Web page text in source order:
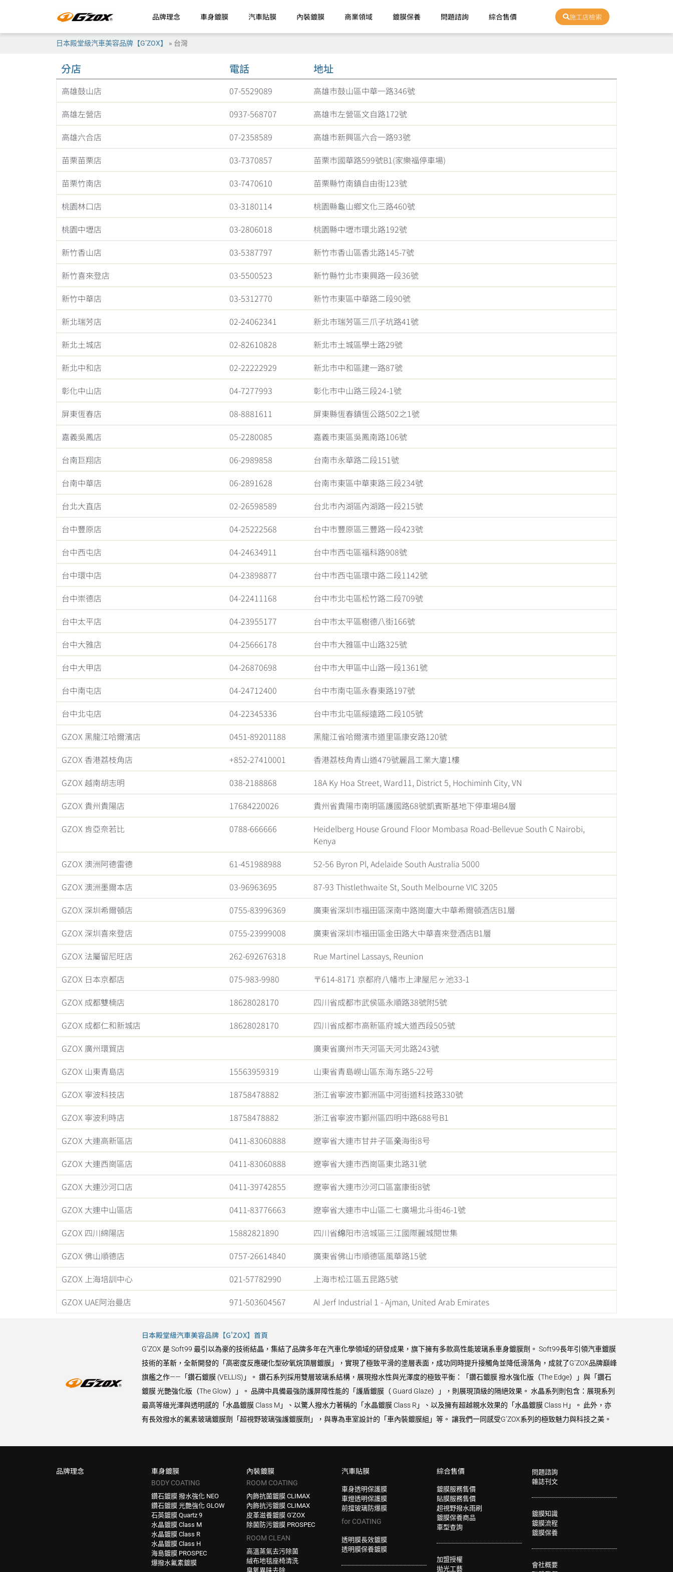
品牌理念 車身鍍膜 汽車貼膜 內裝鍍膜 商業領域 鍍膜保養 問題諮詢 綜合售價 施工店檢索
日本殿堂級汽車美容品牌【G’ZOX】 » 台灣
分店 電話 地址
高雄鼓山店 07-5529089
高雄市鼓山區中華一路346號
高雄左營店
0937-568707
高雄市左營區文自路172號
高雄六合店
07-2358589
高雄市新興區六合一路93號
苗栗苗栗店
03-7370857
苗栗市國華路599號B1(家樂福停車場)
苗栗竹南店
03-7470610
苗栗縣竹南鎮自由街123號
桃園林口店
03-3180114
桃園縣龜山鄉文化三路460號
桃園中壢店
03-2806018
桃園縣中壢市環北路192號
新竹香山店
03-5387797
新竹市香山區香北路145-7號
新竹喜來登店
03-5500523
新竹縣竹北市東興路一段36號
新竹中華店
03-5312770
新竹市東區中華路二段90號
新北瑞芳店
02-24062341
新北市瑞芳區三爪子坑路41號
新北土城店
02-82610828
新北市土城區學士路29號
新北中和店
02-22222929
新北市中和區建一路87號
彰化中山店
04-7277993
彰化市中山路三段24-1號
屏東恆春店
08-8881611
屏東縣恆春鎮恆公路502之1號
嘉義吳鳳店
05-2280085
嘉義市東區吳鳳南路106號
台南巨翔店
06-2989858
台南市永華路二段151號
台南中華店
06-2891628
台南市東區中華東路三段234號
台北大直店
02-26598589
台北市內湖區內湖路一段215號
台中豐原店
04-25222568
台中市豐原區三豐路一段423號
台中西屯店
04-24634911
台中市西屯區福科路908號
台中環中店
04-23898877
台中市西屯區環中路二段1142號
台中崇德店
04-22411168
台中市北屯區松竹路二段709號
台中太平店
04-23955177
台中市太平區樹德八街166號
台中大雅店
04-25666178
台中市大雅區中山路325號
台中大甲店
04-26870698
台中市大甲區中山路一段1361號
台中南屯店
04-24712400
台中市南屯區永春東路197號
台中北屯店
04-22345336
台中市北屯區綏遠路二段105號
GZOX 黑龍江哈爾濱店
0451-89201188
黑龍江省哈爾濱市道里區康安路120號
GZOX 香港荔枝角店
+852-27410001
香港荔枝角青山道479號麗昌工業大廈1樓
GZOX 越南胡志明
038-2188868
18A Ky Hoa Street, Ward11, District 5, Hochiminh City, VN
GZOX 貴州貴陽店
17684220026
貴州省貴陽市南明區護國路68號凱賓斯基地下停車場B4層
GZOX 肯亞奈若比
0788-666666
Heidelberg House Ground Floor Mombasa Road-Bellevue South C Nairobi,
Kenya
GZOX 澳洲阿德雷德
61-451988988
52-56 Byron Pl, Adelaide South Australia 5000
GZOX 澳洲墨爾本店
03-96963695
87-93 Thistlethwaite St, South Melbourne VIC 3205
GZOX 深圳希爾頓店
0755-83996369
廣東省深圳市福田區深南中路崗廈大中華希爾頓酒店B1層
GZOX 深圳喜來登店
0755-23999008
廣東省深圳市福田區金田路大中華喜來登酒店B1層
GZOX 法屬留尼旺店
262-692676318
Rue Martinel Lassays, Reunion
GZOX 日本京都店
075-983-9980
〒614-8171 京都府八幡市上津屋尼ヶ池33-1
GZOX 成都雙楠店
18628028170
四川省成都市武侯區永順路38號附5號
GZOX 成都仁和新城店
18628028170
四川省成都市高新區府城大道西段505號
GZOX 廣州環貿店
廣東省廣州市天河區天河北路243號
GZOX 山東青島店
15563959319
山東省青島嶗山區东海东路5-22号
GZOX 寧波科技店
18758478882
浙江省寧波市鄞洲區中河街道科技路330號
GZOX 寧波利時店
18758478882
浙江省寧波市鄞州區四明中路688号B1
GZOX 大連高新區店
0411-83060888
遼寧省大連市甘井子區亲海街8号
GZOX 大連西崗區店
0411-83060888
遼寧省大連市西崗區東北路31號
GZOX 大連沙河口店
0411-39742855
遼寧省大連市沙河口區富康街8號
GZOX 大連中山區店
0411-83776663
遼寧省大連市中山區二七廣場北斗街46-1號
GZOX 四川綿陽店
15882821890
四川省绵阳市涪城區三江國際麗城閱世集
GZOX 佛山順德店
0757-26614840
廣東省佛山市順德區風華路15號
GZOX 上海培訓中心
021-57782990
上海市松江區五昆路5號
GZOX UAE阿治曼店
971-503604567 Al Jerf Industrial 1 - Ajman, United Arab Emirates
日本殿堂級汽車美容品牌【G'ZOX】首頁
G’ZOX 是 Soft99 最引以為豪的技術結晶，集結了品牌多年在汽車化學領域的研發成果，旗下擁有多款高性能玻璃系車身鍍膜劑。 Soft99長年引領汽車鍍膜
技術的革新，全新開發的「高密度反應硬化型矽氧烷頂層鍍膜」，實現了極致平滑的塗層表面，成功同時提升接觸角並降低滑落角，成就了G’ZOX品牌巔峰
旗艦之作——「鑽石鍍膜 (VELLIS)」。 鑽石系列採用雙層玻璃系結構，展現撥水性與光澤度的極致平衡：「鑽石鍍膜 撥水強化版（The Edge）」與「鑽石
鍍膜 光艷強化版（The Glow）」。 品牌中具備最強防護屏障性能的「護盾鍍膜（ Guard Glaze）」，則展現頂級的隔絕效果。 水晶系列則包含：展現系列
最高等級光澤與透明感的「水晶鍍膜 Class M」、以驚人撥水力著稱的「水晶鍍膜 Class R」、以及擁有超越親水效果的「水晶鍍膜 Class H」。 此外，亦
有長效撥水的氟素玻璃鍍膜劑「超視野玻璃強護鍍膜劑」，與專為車室設計的「車內裝鍍膜組」等。 讓我們一同感受G’ZOX系列的極致魅力與科技之美。
品牌理念 車身鍍膜
BODY COATING
鑽石鍍膜 撥水強化 NEO
鑽石鍍膜 光艷強化 GLOW
石英鍍膜 Quartz 9
水晶鍍膜 Class M
水晶鍍膜 Class R
水晶鍍膜 Class H
海島鍍膜 PROSPEC
爆撥水氟素鍍膜
內裝鍍膜
ROOM COATING
內飾抗菌鍍膜 CLIMAX
內飾抗污鍍膜 CLIMAX
皮革滋養鍍膜 G'ZOX
除菌防污鍍膜 PROSPEC
ROOM CLEAN
高溫蒸氣去污除菌
絨布地毯座椅清洗
臭氧異味去除
汽車貼膜
車身透明保護膜
車燈透明保護膜
前擋玻璃防爆膜
for COATING
透明膜長效鍍膜
透明膜保養鍍膜
綜合售價
鍍膜服務售價
貼膜服務售價
超視野撥水雨刷
鍍膜保養商品
車型查詢
加盟授權
拋光工藝
問題諮詢
雜誌刊文
鍍膜知識
鍍膜流程
鍍膜保養
會社概要